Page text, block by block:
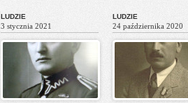
LUDZIE
3 stycznia 2021
LUDZIE
24 października 2020